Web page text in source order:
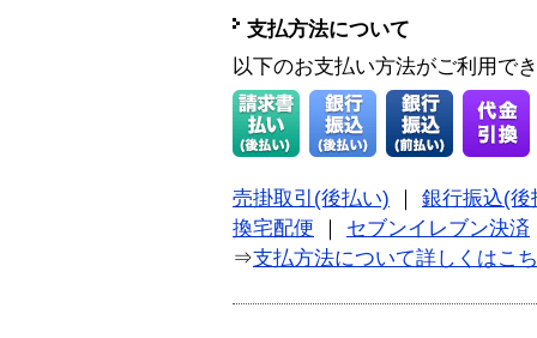
支払方法について
以下のお支払い方法がご利用で
売掛取引(後払い)
銀行振込(後
換宅配便
セブンイレブン決済
⇒支払方法について詳しくはこ